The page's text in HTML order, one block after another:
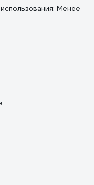
Менее